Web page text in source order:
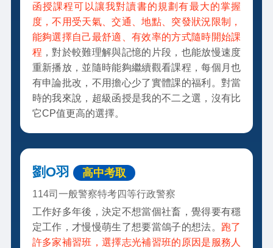
函授課程可以讓我對讀書的規劃有最大的掌握
度，不用受天氣、交通、地點、突發狀況限制，
能夠選擇自己最舒適、有效率的方式隨時開始課
程 ，對於較難理解與記憶的片段，也能放慢速度
重新播放，並隨時能夠繼續觀看課程，每個月也
有申論批改，不用擔心少了實體課的福利。對當
時的我來說，超級函授是我的不二之選，沒有比
它CP值更高的選擇。
劉O羽 高中考取
114司一般警察特考四等行政警察
工作好多年後，決定不想當個社畜，覺得要有穩
定工作，才慢慢萌生了想要當鴿子的想法。 跑了
許多家補習班，選擇志光補習班的原因是服務人